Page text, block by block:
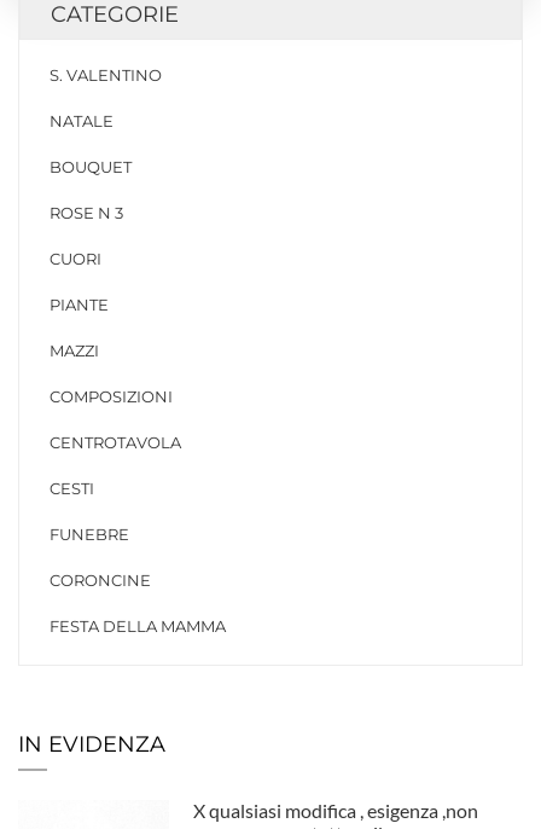
CATEGORIE
S. VALENTINO
NATALE
BOUQUET
ROSE N 3
CUORI
PIANTE
MAZZI
COMPOSIZIONI
CENTROTAVOLA
CESTI
FUNEBRE
CORONCINE
FESTA DELLA MAMMA
IN EVIDENZA
X qualsiasi modifica , esigenza ,non